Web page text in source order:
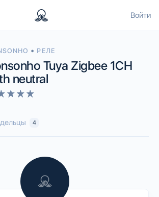
Войти
• РЕЛЕ
Tuya Zigbee 1CH
neutral
4